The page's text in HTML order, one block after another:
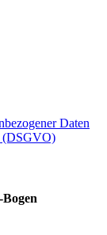
Daten
(DSGVO)